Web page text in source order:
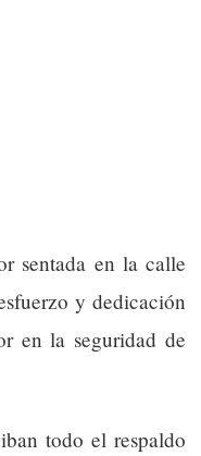
sentada en la calle
y dedicación
en la seguridad de
todo el respaldo